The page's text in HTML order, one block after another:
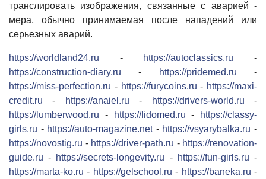
транслировать изображения, связанные с аварией -
мера, обычно принимаемая после нападений или
серьезных аварий.
https://worldland24.ru - https://autoclassics.ru -
https://construction-diary.ru - https://pridemed.ru -
https://miss-perfection.ru - https://furycoins.ru - https://maxi-
credit.ru - https://anaiel.ru - https://drivers-world.ru -
https://lumberwood.ru - https://lidomed.ru -
https://classy-
girls.ru - https://auto-magazine.net- https://vsyarybalka.ru -
https://novostig.ru - https://driver-path.ru - https://renovation-
guide.ru - https://secrets-longevity.ru - https://fun-girls.ru -
https://marta-ko.ru - https://gelschool.ru - https://baneka.ru -